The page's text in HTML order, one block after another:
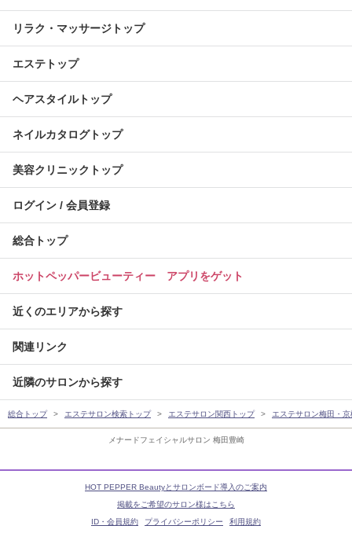
メナードフェイシャルサロン 梅田豊崎
リラク・マッサージトップ
エステトップ
ヘアスタイルトップ
ネイルカタログトップ
美容クリニックトップ
ログイン / 会員登録
総合トップ
ホットペッパービューティー アプリをゲット
近くのエリアから探す
関連リンク
近隣のサロンから探す
総合トップ エステサロン検索トップ エステサロン関西トップ エステサロン梅田・
HOT PEPPER Beautyとサロンボード導入のご案内
掲載をご希望のサロン様はこちら
ID・会員規約
プライバシーポリシー 利用規約